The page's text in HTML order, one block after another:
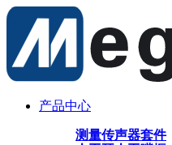
产品中心
测量传声器套件